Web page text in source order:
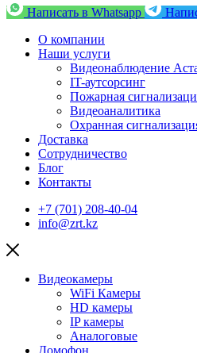
Написать в Whatsapp
О компании
Наши услуги
Видеонаблюдение
IT-аутсорсинг
Пожарная
Видеоаналитика
Охранная
Доставка
Сотрудничество
Блог
Контакты
+7 (701) 208-40-04
info@zrt.kz
Видеокамеры
WiFi Камеры
HD камеры
IP камеры
Аналоговые